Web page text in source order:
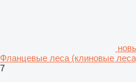
Фланцевые леса (клиновые
7